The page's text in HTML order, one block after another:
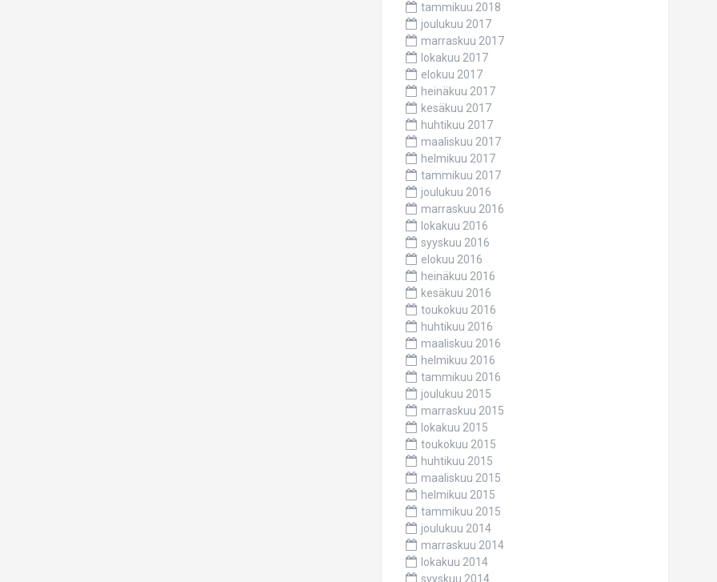
tammikuu 2018
joulukuu 2017
marraskuu 2017
lokakuu 2017
elokuu 2017
heinäkuu 2017
kesäkuu 2017
huhtikuu 2017
maaliskuu 2017
helmikuu 2017
tammikuu 2017
joulukuu 2016
marraskuu 2016
lokakuu 2016
syyskuu 2016
elokuu 2016
heinäkuu 2016
kesäkuu 2016
toukokuu 2016
huhtikuu 2016
maaliskuu 2016
helmikuu 2016
tammikuu 2016
joulukuu 2015
marraskuu 2015
lokakuu 2015
toukokuu 2015
huhtikuu 2015
maaliskuu 2015
helmikuu 2015
tammikuu 2015
joulukuu 2014
marraskuu 2014
lokakuu 2014
syyskuu 2014